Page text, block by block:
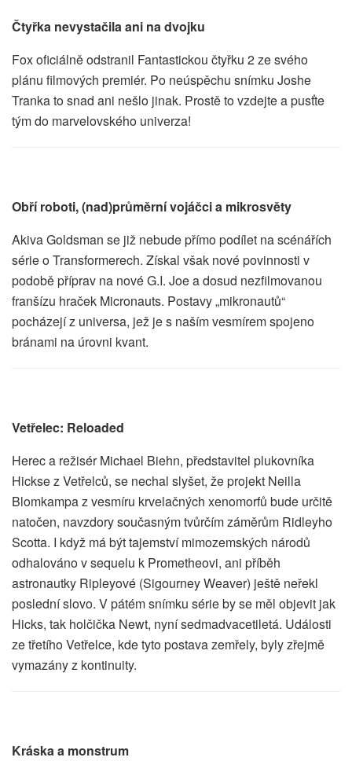
Čtyřka nevystačila ani na dvojku
Fox oficiálně odstranil Fantastickou čtyřku 2 ze svého
plánu filmových premiér. Po neúspěchu snímku Joshe
Tranka to snad ani nešlo jinak. Prostě to vzdejte a pusťte
tým do marvelovského univerza!
Obří roboti, (nad)průměrní vojáčci a mikrosvěty
Akiva Goldsman se již nebude přímo podílet na scénářích
série o Transformerech. Získal však nové povinnosti v
podobě příprav na nové G.I. Joe a dosud nezfilmovanou
franšízu hraček Micronauts. Postavy „mikronautů“
pocházejí z universa, jež je s naším vesmírem spojeno
bránami na úrovni kvant.
Vetřelec: Reloaded
Herec a režisér Michael Biehn, představitel plukovníka
Hickse z Vetřelců, se nechal slyšet, že projekt Neilla
Blomkampa z vesmíru krvelačných xenomorfů bude určitě
natočen, navzdory současným tvůrčím záměrům Ridleyho
Scotta. I když má být tajemství mimozemských národů
odhalováno v sequelu k Prometheovi, ani příběh
astronautky Ripleyové (Sigourney Weaver) ještě neřekl
poslední slovo. V pátém snímku série by se měl objevit jak
Hicks, tak holčička Newt, nyní sedmadvacetiletá. Události
ze třetího Vetřelce, kde tyto postava zemřely, byly zřejmě
vymazány z kontinuity.
Kráska a monstrum